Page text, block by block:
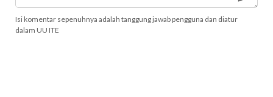
Isi komentar sepenuhnya adalah tanggung jawab pengguna dan diatur
dalam UU ITE